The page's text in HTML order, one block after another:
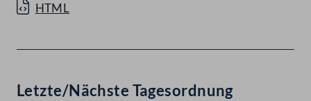
HTML
Letzte/Nächste Tagesordnung